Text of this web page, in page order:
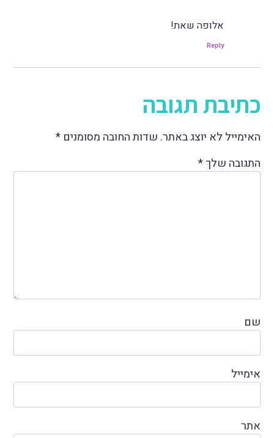
אלופה שאת!
Reply
כתיבת תגובה
האימייל לא יוצג באתר. שדות החובה מסומנים *
התגובה שלך*
שם
אימייל
אתר